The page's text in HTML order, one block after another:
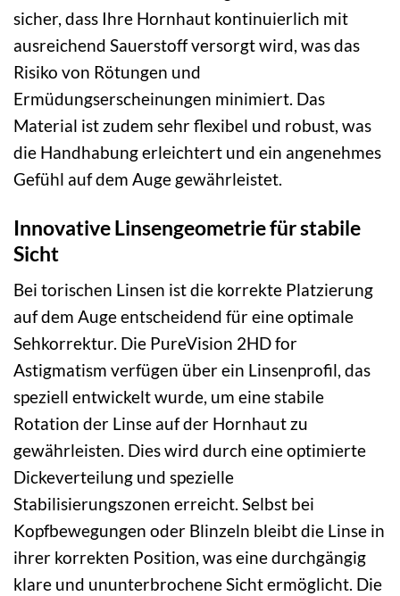
sicher, dass Ihre Hornhaut kontinuierlich mit
ausreichend Sauerstoff versorgt wird, was das
Risiko von Rötungen und
Ermüdungserscheinungen minimiert. Das
Material ist zudem sehr flexibel und robust, was
die Handhabung erleichtert und ein angenehmes
Gefühl auf dem Auge gewährleistet.
Innovative Linsengeometrie für stabile
Sicht
Bei torischen Linsen ist die korrekte Platzierung
auf dem Auge entscheidend für eine optimale
Sehkorrektur. Die PureVision 2HD for
Astigmatism verfügen über ein Linsenprofil, das
speziell entwickelt wurde, um eine stabile
Rotation der Linse auf der Hornhaut zu
gewährleisten. Dies wird durch eine optimierte
Dickeverteilung und spezielle
Stabilisierungszonen erreicht. Selbst bei
Kopfbewegungen oder Blinzeln bleibt die Linse in
ihrer korrekten Position, was eine durchgängig
klare und ununterbrochene Sicht ermöglicht. Die